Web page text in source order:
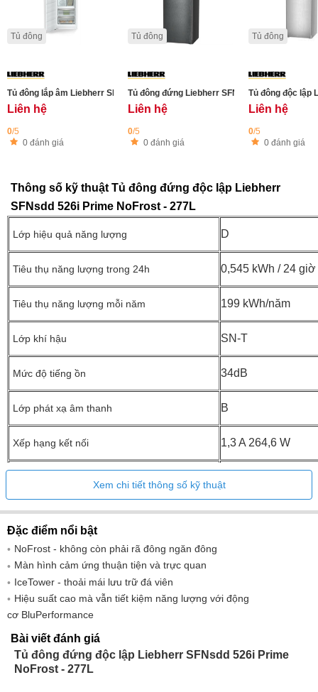
Tủ đông
Tủ đông lắp âm Liebherr SIFNdi 5188 - Làm đá tự động
Liên hệ
0/5
0 đánh giá
Tủ đông
Tủ đông đứng Liebherr SFNbdd 5227- Thép
Liên hệ
0/5
0 đánh giá
Tủ đông
Tủ đông độc lập
Liên hệ
0/5
0 đánh giá
Thông số kỹ thuật Tủ đông đứng độc lập Liebherr
SFNsdd 526i Prime NoFrost - 277L
Lớp hiệu quả năng lượng D
Tiêu thụ năng lượng trong 24h 0,545 kWh / 24 giờ
Tiêu thụ năng lượng mỗi năm 199 kWh/năm
Lớp khí hậu SN-T
Mức độ tiếng ồn 34dB ​
Lớp phát xạ âm thanh B
Xếp hạng kết nối 1,3 A 264,6 W
Tính thường xuyên 50-60Hz
Tổng thể tích ***
Thể tích, ngăn đông
Trong đó có khoang 4 sao 277,9 lít
Xem chi tiết thông số kỹ thuật
Đặc điểm nổi bật
NoFrost - không còn phải rã đông ngăn đông
Màn hình cảm ứng thuận tiện và trực quan
IceTower - thoải mái lưu trữ đá viên
Hiệu suất cao mà vẫn tiết kiệm năng lượng với động
cơ BluPerformance
Bài viết đánh giá
Tủ đông đứng độc lập Liebherr SFNsdd 526i Prime
NoFrost - 277L